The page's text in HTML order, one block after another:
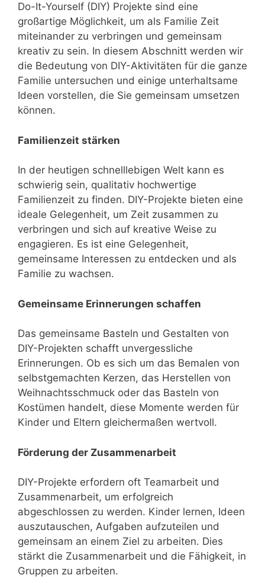
Do-It-Yourself (DIY) Projekte sind eine
großartige Möglichkeit, um als Familie Zeit
miteinander zu verbringen und gemeinsam
kreativ zu sein. In diesem Abschnitt werden wir
die Bedeutung von DIY-Aktivitäten für die ganze
Familie untersuchen und einige unterhaltsame
Ideen vorstellen, die Sie gemeinsam umsetzen
können.
Familienzeit stärken
In der heutigen schnelllebigen Welt kann es
schwierig sein, qualitativ hochwertige
Familienzeit zu finden. DIY-Projekte bieten eine
ideale Gelegenheit, um Zeit zusammen zu
verbringen und sich auf kreative Weise zu
engagieren. Es ist eine Gelegenheit,
gemeinsame Interessen zu entdecken und als
Familie zu wachsen.
Gemeinsame Erinnerungen schaffen
Das gemeinsame Basteln und Gestalten von
DIY-Projekten schafft unvergessliche
Erinnerungen. Ob es sich um das Bemalen von
selbstgemachten Kerzen, das Herstellen von
Weihnachtsschmuck oder das Basteln von
Kostümen handelt, diese Momente werden für
Kinder und Eltern gleichermaßen wertvoll.
Förderung der Zusammenarbeit
DIY-Projekte erfordern oft Teamarbeit und
Zusammenarbeit, um erfolgreich
abgeschlossen zu werden. Kinder lernen, Ideen
auszutauschen, Aufgaben aufzuteilen und
gemeinsam an einem Ziel zu arbeiten. Dies
stärkt die Zusammenarbeit und die Fähigkeit, in
Gruppen zu arbeiten.